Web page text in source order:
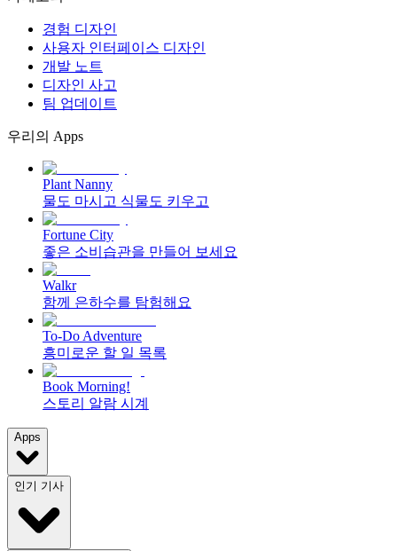
경험 디자인
사용자 인터페이스 디자인
개발 노트
디자인 사고
팀 업데이트
우리의 Apps
Plant Nanny
물도 마시고 식물도 키우고
Fortune City
좋은 소비습관을 만들어 보세요
Walkr
함께 은하수를 탐험해요
To-Do Adventure
흥미로운 할 일 목록
Book Morning!
스토리 알람 시계
Apps
인기 기사